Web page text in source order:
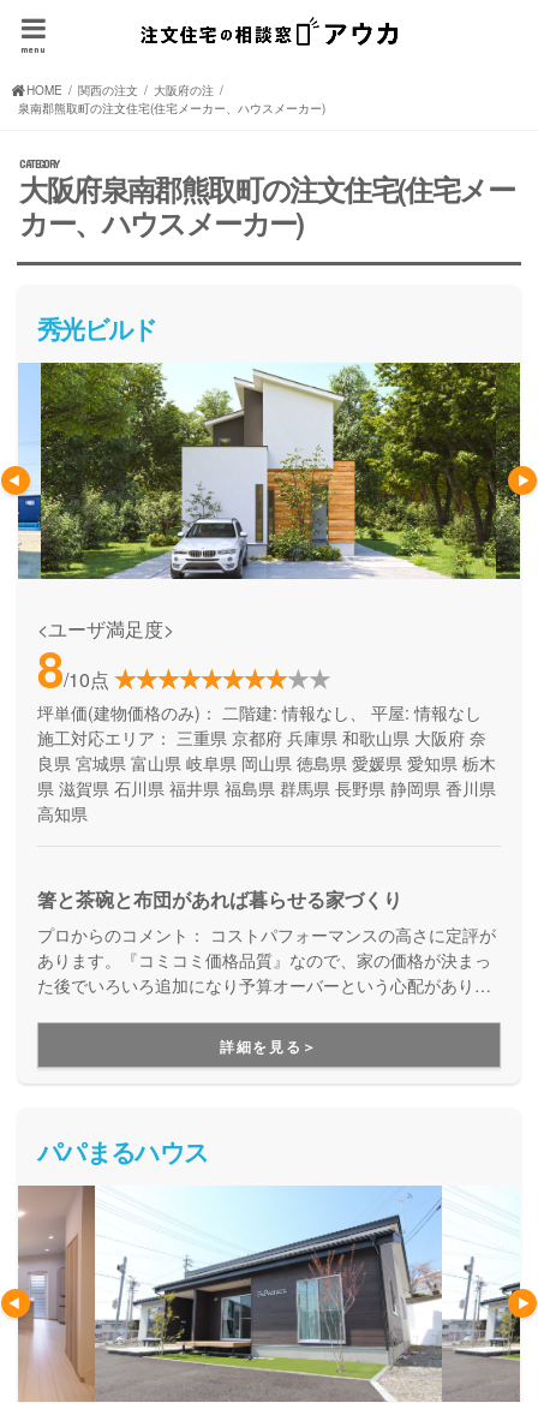
menu
HOME 関西の注文住宅(住宅メーカー、ハウスメーカー)
大阪府の注文住宅(住宅メーカー、ハウスメーカー)
泉南郡熊取町の注文住宅(住宅メーカー、ハウスメーカー)
大阪府泉南郡熊取町の注文住宅(住宅メー
カー、ハウスメーカー)
秀光ビルド
<ユーザ満足度>
8/10点
坪単価(建物価格のみ)： 二階建: 情報なし、 平屋: 情報なし
施工対応エリア： 三重県 京都府 兵庫県 和歌山県 大阪府 奈
良県 宮城県 富山県 岐阜県 岡山県 徳島県 愛媛県 愛知県 栃木
県 滋賀県 石川県 福井県 福島県 群馬県 長野県 静岡県 香川県
高知県
箸と茶碗と布団があれば暮らせる家づくり
プロからのコメント： コストパフォーマンスの高さに定評が
あります。『コミコミ価格品質』なので、家の価格が決まっ
た後でいろいろ追加になり予算オーバーという心配がありま
詳細を見る＞
パパまるハウス